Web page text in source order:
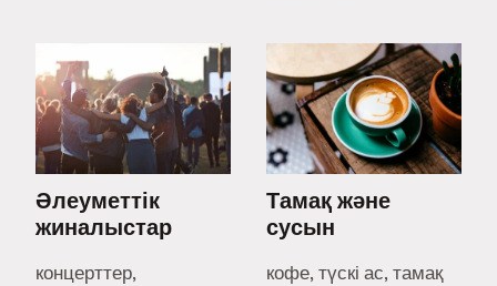
Әлеуметтік
жиналыстар
концерттер,
Тамақ және
сусын
кофе, түскі ас, тамақ